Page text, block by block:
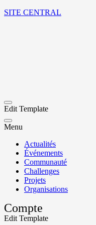
SITE CENTRAL
Edit Template
Menu
Actualités
Événements
Communauté
Challenges
Projets
Organisations
Compte
Edit Template